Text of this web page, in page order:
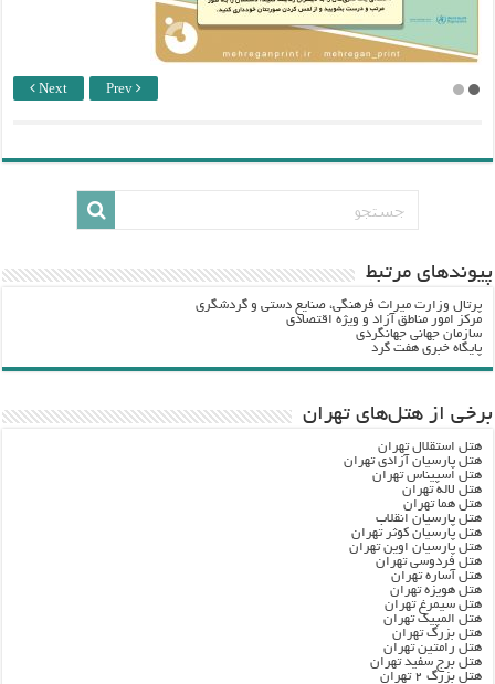
Next Prev
پيوندهاي مرتبط
پرتال وزارت ميراث فرهنگي، صنایع دستی و گردشگري
مرکز امور مناطق آزاد و ویژه اقتصادی
سازمان جهانی جهانگردی
پایگاه خبری هفت گرد
برخی از هتل‌های تهران
هتل استقلال تهران
هتل پارسیان آزادی تهران
هتل اسپیناس تهران
هتل لاله تهران
هتل هما تهران
هتل پارسیان انقلاب
هتل پارسیان کوثر تهران
هتل پارسیان اوین تهران
هتل فردوسی تهران
هتل آساره تهران
هتل هویزه تهران
هتل سیمرغ تهران
هتل المپیک تهران
هتل بزرگ تهران
هتل رامتین تهران
هتل برج سفید تهران
هتل بزرگ ۲ تهران